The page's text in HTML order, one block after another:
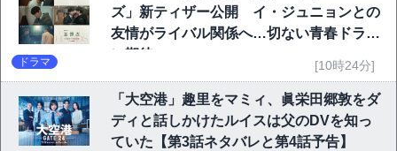
ズ」新ティザー公開 イ・ジュニョンとの
友情がライバル関係へ…切ない青春ドラマ
に期待
ドラマ [10時24分]
「大空港」趣里をマミィ、眞栄田郷敦をダ
ディと話しかけたルイスは父のDVを知っ
ていた【第3話ネタバレと第4話予告】